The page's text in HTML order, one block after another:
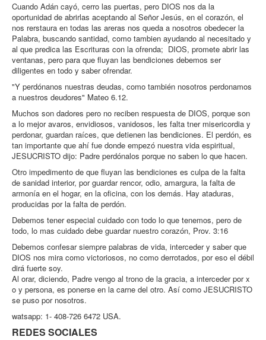
Cuando Adán cayó, cerro las puertas, pero DIOS nos da la
oportunidad de abrirlas aceptando al Señor Jesús, en el corazón, el
nos rerstaura en todas las areras nos queda a nosotros obedecer la
Palabra, buscando santidad, como tambien ayudando al necesitado y
al que predica las Escrituras con la ofrenda; DIOS, promete abrir las
ventanas, pero para que fluyan las bendiciones debemos ser
diligentes en todo y saber ofrendar.
"Y perdónanos nuestras deudas, como también nosotros perdonamos
a nuestros deudores" Mateo 6.12.
Muchos son dadores pero no reciben respuesta de DIOS, porque son
a lo mejor avaros, envidiosos, vanidosos, les falta tner misericordia y
perdonar, guardan raíces, que detienen las bendiciones. El perdón, es
tan importante que ahí fue donde empezó nuestra vida espiritual,
JESUCRISTO dijo: Padre perdónalos porque no saben lo que hacen.
Otro impedimento de que fluyan las bendiciones es culpa de la falta
de sanidad interior, por guardar rencor, odio, amargura, la falta de
armonía en el hogar, en la oficina, con los demás. Hay ataduras,
producidas por la falta de perdón.
Debemos tener especial cuidado con todo lo que tenemos, pero de
todo, lo mas cuidado debe guardar nuestro corazón, Prov. 3:16
Debemos confesar siempre palabras de vida, interceder y saber que
DIOS nos mira como victoriosos, no como derrotados, por eso el débil
dirá fuerte soy.
Al orar, diciendo, Padre vengo al trono de la gracia, a interceder por x
o y persona, es ponerse en la carne del otro. Así como JESUCRISTO
se puso por nosotros.
watsapp: 1- 408-726 6472 USA.
REDES SOCIALES